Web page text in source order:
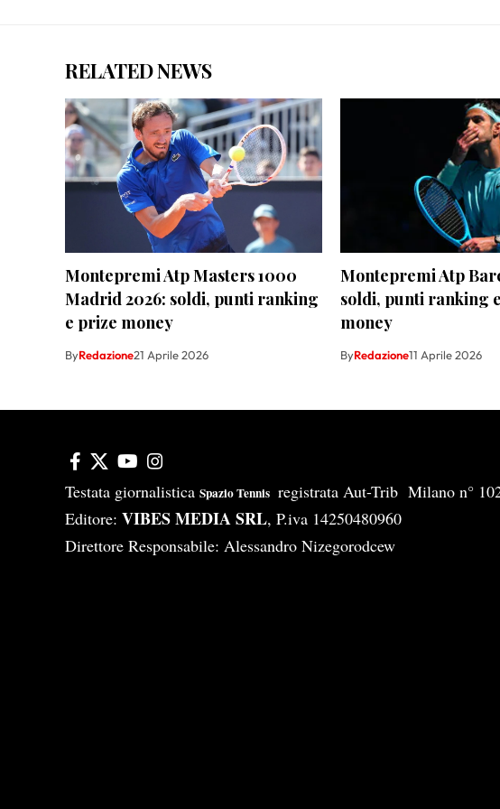
RELATED NEWS
Montepremi Atp Masters 1000
Madrid 2026: soldi, punti ranking
e prize money
ByRedazione21 Aprile 2026
Montepremi Atp
soldi, punti ranking
money
ByRedazione11 Aprile 2026
Testata giornalistica Spazio Tennis registrata Aut-Trib Milano n°
Editore: VIBES MEDIA SRL, P.iva 14250480960
Direttore Responsabile: Alessandro Nizegorodcew